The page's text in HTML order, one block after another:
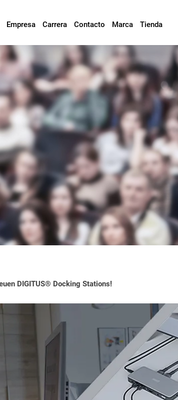
Empresa Carrera Contacto Marca Tienda
DIGITUS® Docking Stations!